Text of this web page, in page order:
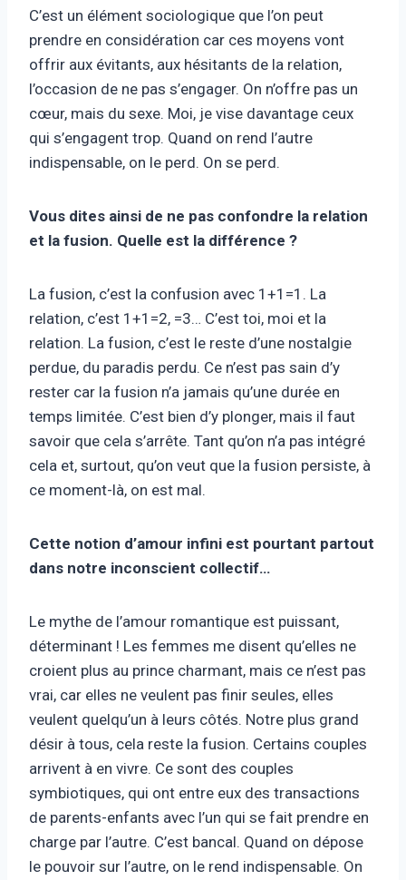
C’est un élément sociologique que l’on peut
prendre en considération car ces moyens vont
offrir aux évitants, aux hésitants de la relation,
l’occasion de ne pas s’engager. On n’offre pas un
cœur, mais du sexe. Moi, je vise davantage ceux
qui s’engagent trop. Quand on rend l’autre
indispensable, on le perd. On se perd.
Vous dites ainsi de ne pas confondre la relation
et la fusion. Quelle est la différence ?
La fusion, c’est la confusion avec 1+1=1. La
relation, c’est 1+1=2, =3… C’est toi, moi et la
relation. La fusion, c’est le reste d’une nostalgie
perdue, du paradis perdu. Ce n’est pas sain d’y
rester car la fusion n’a jamais qu’une durée en
temps limitée. C’est bien d’y plonger, mais il faut
savoir que cela s’arrête. Tant qu’on n’a pas intégré
cela et, surtout, qu’on veut que la fusion persiste, à
ce moment-là, on est mal.
Cette notion d’amour infini est pourtant partout
dans notre inconscient collectif…
Le mythe de l’amour romantique est puissant,
déterminant ! Les femmes me disent qu’elles ne
croient plus au prince charmant, mais ce n’est pas
vrai, car elles ne veulent pas finir seules, elles
veulent quelqu’un à leurs côtés. Notre plus grand
désir à tous, cela reste la fusion. Certains couples
arrivent à en vivre. Ce sont des couples
symbiotiques, qui ont entre eux des transactions
de parents-enfants avec l’un qui se fait prendre en
charge par l’autre. C’est bancal. Quand on dépose
le pouvoir sur l’autre, on le rend indispensable. On